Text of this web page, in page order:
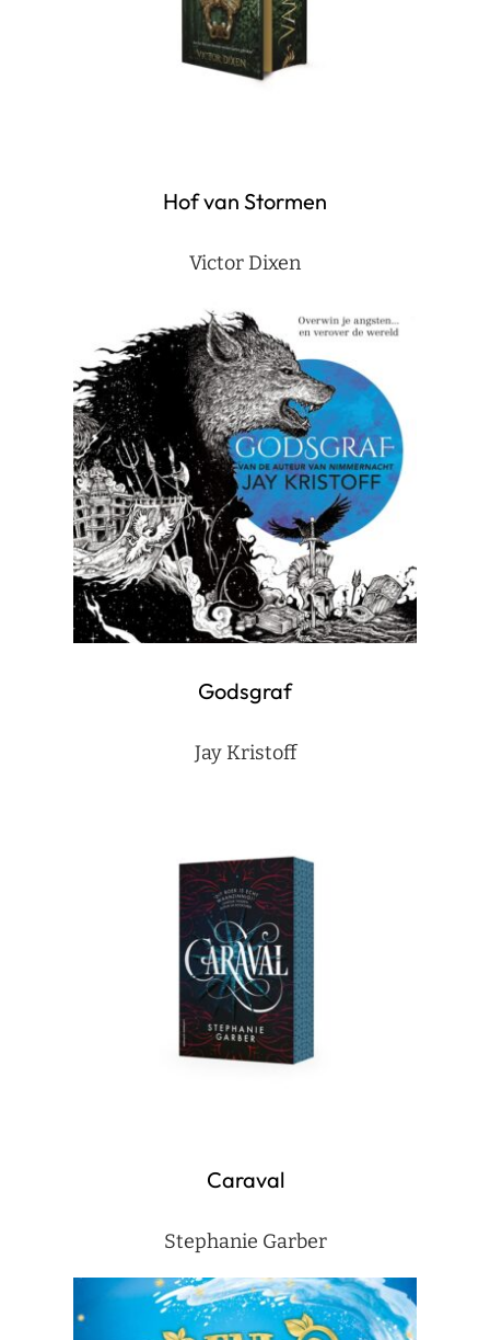
Hof van Stormen
Victor Dixen
Godsgraf
Jay Kristoff
Caraval
Stephanie Garber